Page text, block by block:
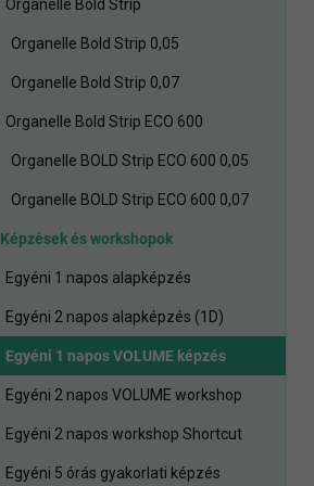
Organelle Bold Strip
Organelle Bold Strip 0,05
Organelle Bold Strip 0,07
Organelle Bold Strip ECO 600
Organelle BOLD Strip ECO 600 0,05
Organelle BOLD Strip ECO 600 0,07
Képzések és workshopok
Egyéni 1 napos alapképzés
Egyéni 2 napos alapképzés (1D)
Egyéni 1 napos VOLUME képzés
Egyéni 2 napos VOLUME workshop
Egyéni 2 napos workshop Shortcut
Egyéni 5 órás gyakorlati képzés